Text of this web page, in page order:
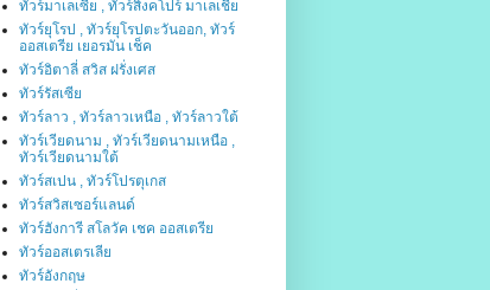
ทัวร์มาเลเซีย , ทัวร์สิงคโปร์ มาเลเชีย
ทัวร์ยุโรป , ทัวร์ยุโรปตะวันออก, ทัวร์
ออสเตรีย เยอรมัน เช็ค
ทัวร์อิตาลี่ สวิส ฝรั่งเศส
ทัวร์รัสเซีย
ทัวร์ลาว , ทัวร์ลาวเหนือ , ทัวร์ลาวใต้
ทัวร์เวียดนาม , ทัวร์เวียดนามเหนือ ,
ทัวร์เวียดนามใต้
ทัวร์สเปน , ทัวร์โปรตุเกส
ทัวร์สวิสเซอร์แลนด์
ทัวร์ฮังการี สโลวัค เชค ออสเตรีย
ทัวร์ออสเตรเลีย
ทัวร์อังกฤษ